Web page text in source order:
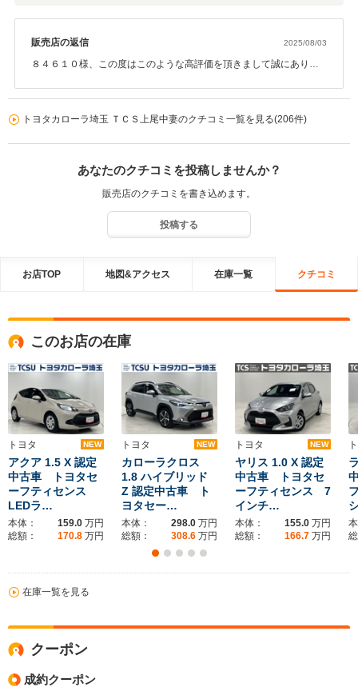
販売店の返信 2025/08/03
８４６１０様、この度はこのような高評価を頂きまして誠にありが
トヨタカローラ埼玉 ＴＣＳ上尾中妻のクチコミ一覧を見る(206件)
あなたのクチコミを投稿しませんか？
販売店のクチコミを書き込めます。
投稿する
お店TOP 地図&アクセス 在庫一覧 クチコミ
このお店の在庫
トヨタ NEW
アクア 1.5 X 認定
中古車 トヨタセ
ーフティセンス
LEDラ…
本体： 159.0 万円
総額：
170.8 万円
トヨタ NEW
カローラクロス
1.8 ハイブリッド
Z 認定中古車 ト
ヨタセー…
本体： 298.0 万円
総額：
308.6 万円
トヨタ NEW
ヤリス 1.0 X 認定
中古車 トヨタセ
ーフティセンス 7
インチ…
本体： 155.0 万円
総額：
166.7 万円
在庫一覧を見る
クーポン
成約クーポン